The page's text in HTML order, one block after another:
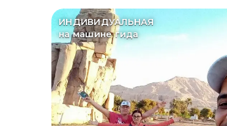
ИНДИВИДУАЛЬНАЯ
на машине гида